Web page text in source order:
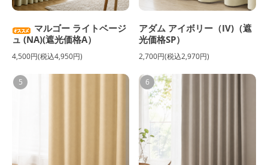
マルゴー ライトベージ
ュ (NA)(遮光価格A）
4,500円(税込4,950円)
アダム アイボリー（IV)（遮
光価格SP）
2,700円(税込2,970円)
5 6